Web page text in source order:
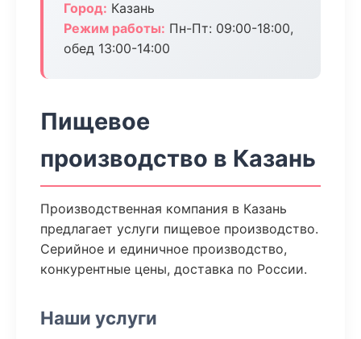
Город: Казань
Режим работы: Пн-Пт: 09:00-18:00,
обед 13:00-14:00
Пищевое
производство в Казань
Производственная компания в Казань
предлагает услуги пищевое производство.
Серийное и единичное производство,
конкурентные цены, доставка по России.
Наши услуги